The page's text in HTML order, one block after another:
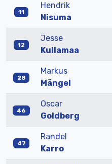
11
Hendrik
Nisuma
12
Jesse
Kullamaa
28
Markus
Mängel
46
Oscar
Goldberg
47
Randel
Karro